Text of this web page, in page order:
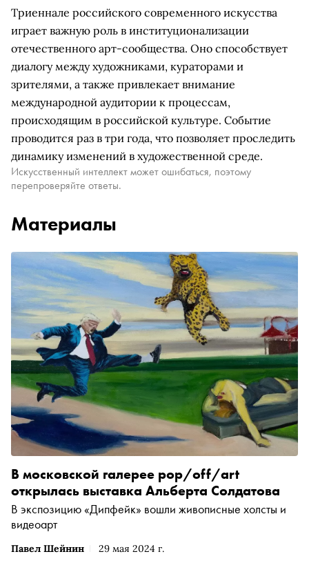
Триеннале российского современного искусства
играет важную роль в институционализации
отечественного арт-сообщества. Оно способствует
диалогу между художниками, кураторами и
зрителями, а также привлекает внимание
международной аудитории к процессам,
происходящим в российской культуре. Событие
проводится раз в три года, что позволяет проследить
динамику изменений в художественной среде.
Искусственный интеллект может ошибаться, поэтому
перепроверяйте ответы.
Материалы
Павел Шейнин 29 мая 2024 г.
В московской галерее pop/off/art
открылась выставка Альберта Солдатова
В экспозицию «Дипфейк» вошли живописные холсты и
видеоарт